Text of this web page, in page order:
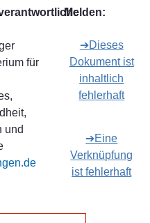
für
und
Melden:
➔Dieses
Dokument ist
inhaltlich
fehlerhaft
➔Eine
Verknüpfung
ist fehlerhaft